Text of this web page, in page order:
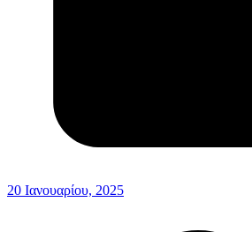
20 Ιανουαρίου, 2025